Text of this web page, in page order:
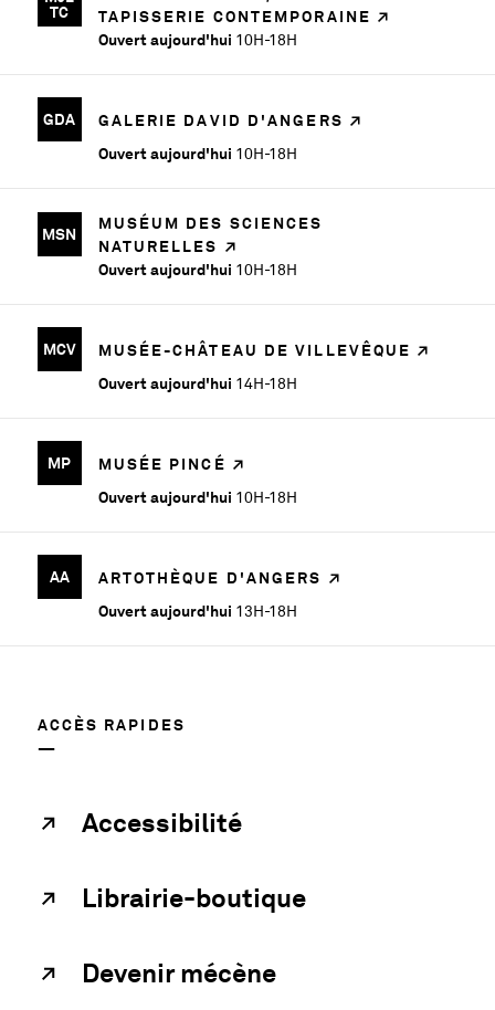
TC
TAPISSERIE CONTEMPORAINE
Ouvert aujourd'hui 10H-18H
GDA
GALERIE DAVID D'ANGERS
Ouvert aujourd'hui 10H-18H
MSN
MUSÉUM DES SCIENCES
NATURELLES
Ouvert aujourd'hui 10H-18H
MCV
MUSÉE-CHÂTEAU DE VILLEVÊQUE
Ouvert aujourd'hui 14H-18H
MP
MUSÉE PINCÉ
Ouvert aujourd'hui 10H-18H
AA
ARTOTHÈQUE D'ANGERS
Ouvert aujourd'hui 13H-18H
ACCÈS RAPIDES
Accessibilité
Librairie-boutique
Devenir mécène